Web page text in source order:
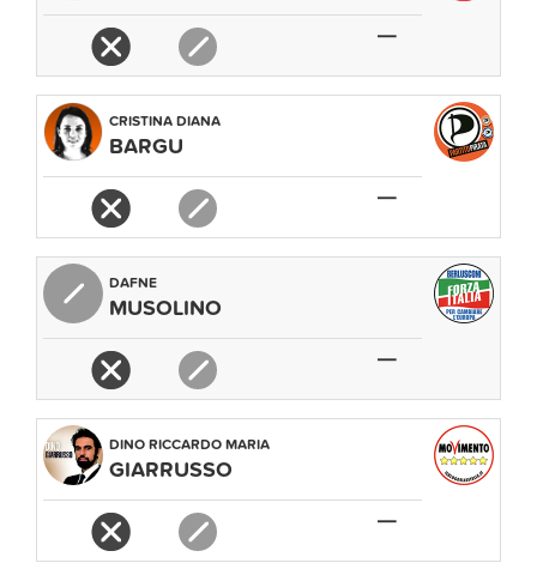
—
CRISTINA DIANA
BARGU
—
DAFNE
MUSOLINO
—
DINO RICCARDO MARIA
GIARRUSSO
—